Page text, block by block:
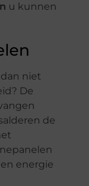
u kunnen
niet
De
de
energie